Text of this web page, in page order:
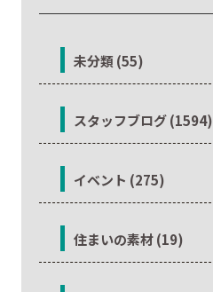
未分類 (55)
スタッフブログ (1594)
イベント (275)
住まいの素材 (19)